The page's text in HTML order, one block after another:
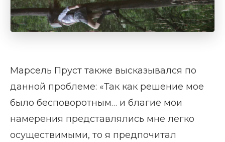
Марсель Пруст также высказывался по
данной проблеме: «Так как решение мое
было бесповоротным… и благие мои
намерения представлялись мне легко
осуществимыми, то я предпочитал